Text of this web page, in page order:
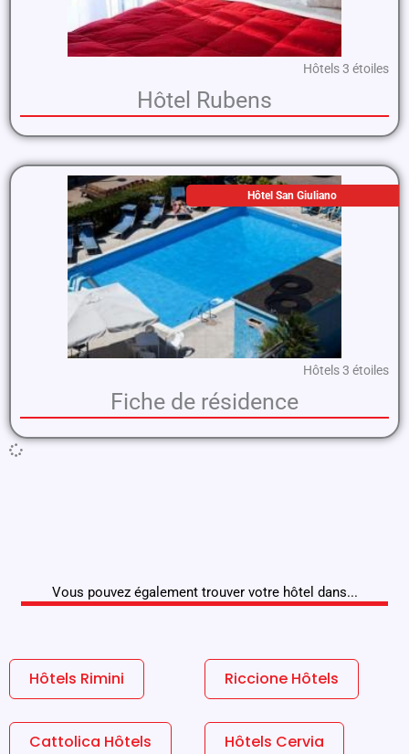
Hôtels 3 étoiles
Hôtel Rubens
Hôtel San Giuliano
Hôtels 3 étoiles
Fiche de résidence
Vous pouvez également trouver votre hôtel dans...
Hôtels Rimini Riccione Hôtels
Cattolica Hôtels Hôtels Cervia